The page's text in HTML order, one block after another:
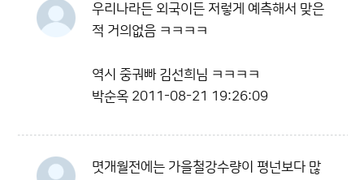
우리나라든 외국이든 저렇게 예측해서 맞은
적 거의없음 ㅋㅋㅋㅋ
역시 중궈빠 김선희님 ㅋㅋㅋㅋ
박순옥 2011-08-21 19:26:09
몃개월전에는 가을철강수량이 평넌보다 많